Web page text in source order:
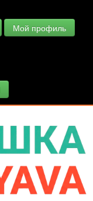
Мой профиль